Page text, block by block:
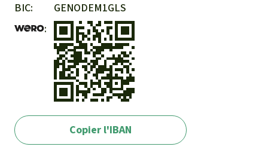
BIC
GENODEM1GLS
Copier l'IBAN